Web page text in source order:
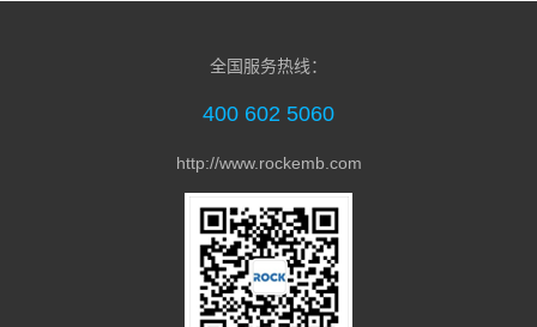
21.5寸 RK3288 安卓工控一体机MDC-218
全国服务热线：
400 602 5060
http://www.rockemb.com